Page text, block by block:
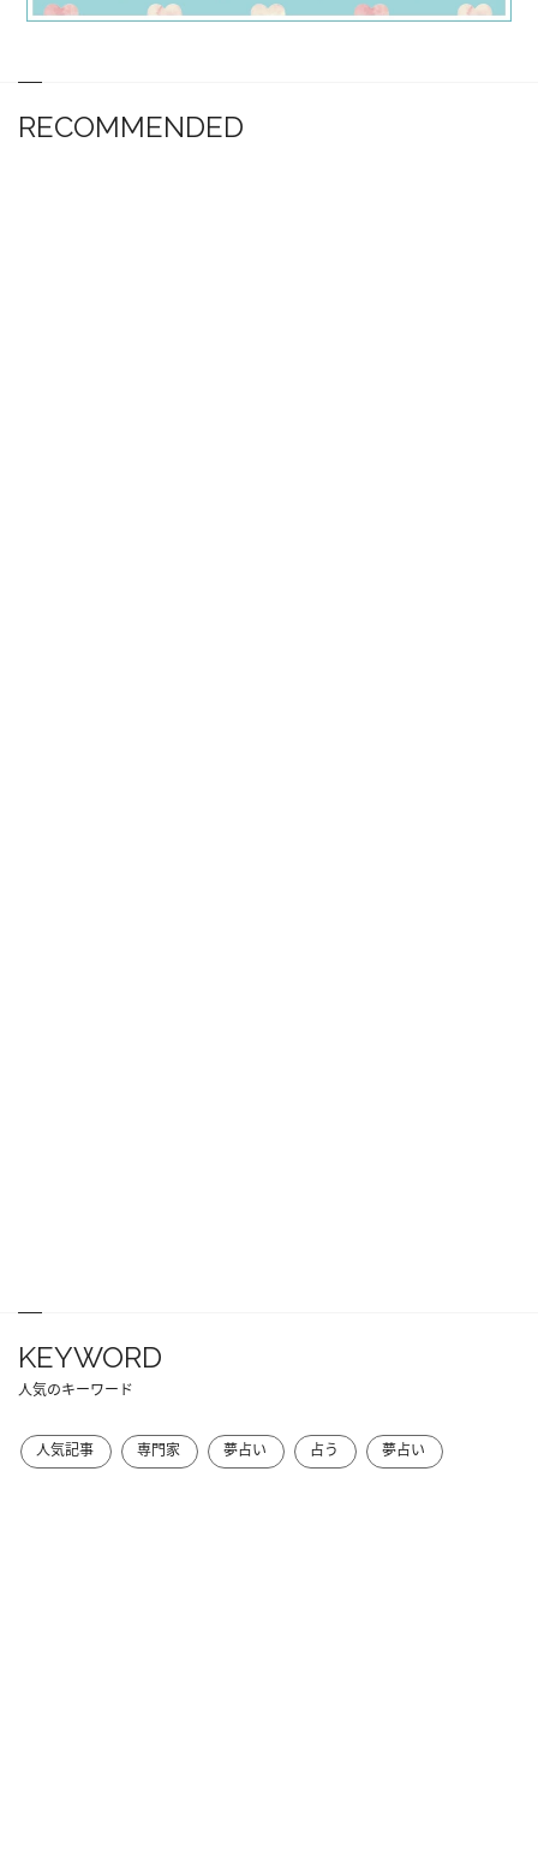
RECOMMENDED
KEYWORD
人気のキーワード
人気記事 専門家 夢占い 占う 夢占い